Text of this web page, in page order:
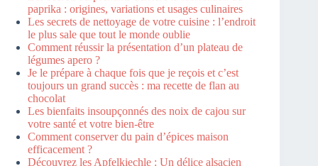
paprika : origines, variations et usages culinaires
Les secrets de nettoyage de votre cuisine : l’endroit
le plus sale que tout le monde oublie
Comment réussir la présentation d’un plateau de
légumes apero ?
Je le prépare à chaque fois que je reçois et c’est
toujours un grand succès : ma recette de flan au
chocolat
Les bienfaits insoupçonnés des noix de cajou sur
votre santé et votre bien-être
Comment conserver du pain d’épices maison
efficacement ?
Découvrez les Apfelkiechle : Un délice alsacien